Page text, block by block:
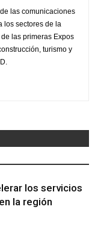
las comunicaciones
los sectores de la
las primeras Expos
turismo y
los servicios
la región